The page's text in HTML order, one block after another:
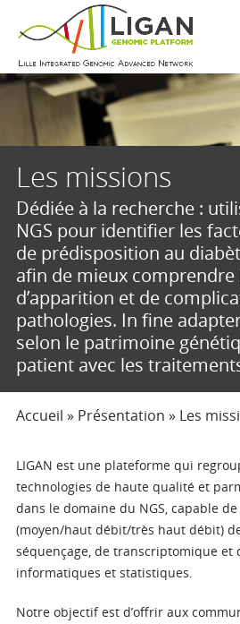
Les missions
Dédiée à la recherche :
NGS pour identifier les
de prédisposition au
afin de mieux comprendre
d’apparition et de
pathologies. In fine
selon le patrimoine
patient avec les
Accueil » Présentation » Les
LIGAN est une plateforme qui
technologies de haute qualité et
dans le domaine du NGS, capable
(moyen/haut débit/très haut débit)
séquençage, de transcriptomique et
informatiques et statistiques.
Notre objectif est d’offrir aux